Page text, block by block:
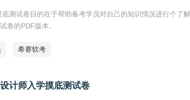
测试卷目的在于帮助备考学员对自己的知识情况进行个了
卷的PDF版本。
希赛软考
计师入学摸底测试卷